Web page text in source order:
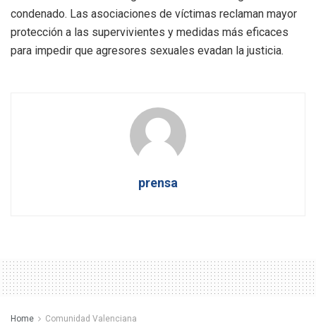
condenado. Las asociaciones de víctimas reclaman mayor
protección a las supervivientes y medidas más eficaces
para impedir que agresores sexuales evadan la justicia.
prensa
Home Comunidad Valenciana